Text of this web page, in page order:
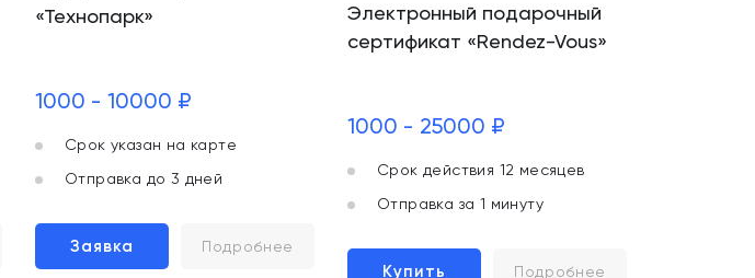
«Технопарк»
1000 - 10000 ₽
Срок указан на карте
Отправка до 3 дней
Заявка Подробнее
Электронный подарочный
сертификат «Rendez-Vous»
1000 - 25000 ₽
Срок действия 12 месяцев
Отправка за 1 минуту
Купить Подробнее